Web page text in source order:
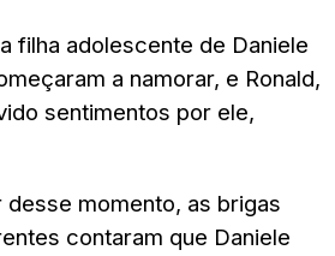
filha adolescente de Daniele
a namorar, e Ronald,
sentimentos por ele,
desse momento, as brigas
contaram que Daniele